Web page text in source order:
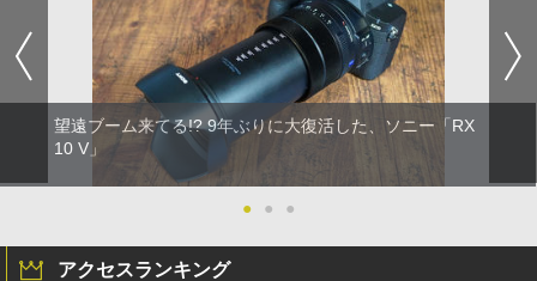
望遠ブーム来てる!? 9年ぶりに大復活した、ソニー「RX
10 V」
● ● ●
アクセスランキング